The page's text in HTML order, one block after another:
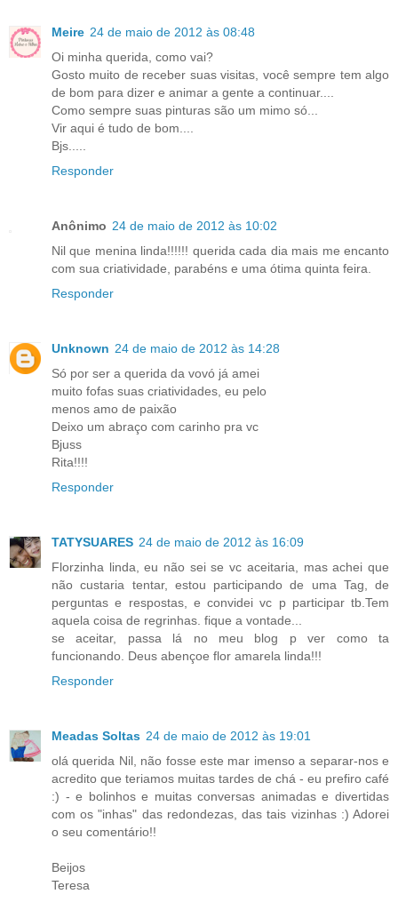
Meire 24 de maio de 2012 às 08:48
Oi minha querida, como vai?
Gosto muito de receber suas visitas, você sempre tem algo
de bom para dizer e animar a gente a continuar....
Como sempre suas pinturas são um mimo só...
Vir aqui é tudo de bom....
Bjs.....
Responder
Anônimo 24 de maio de 2012 às 10:02
Nil que menina linda!!!!!! querida cada dia mais me encanto
com sua criatividade, parabéns e uma ótima quinta feira.
Responder
Unknown 24 de maio de 2012 às 14:28
Só por ser a querida da vovó já amei
muito fofas suas criatividades, eu pelo
menos amo de paixão
Deixo um abraço com carinho pra vc
Bjuss
Rita!!!!
Responder
TATYSUARES 24 de maio de 2012 às 16:09
Florzinha linda, eu não sei se vc aceitaria, mas achei que
não custaria tentar, estou participando de uma Tag, de
perguntas e respostas, e convidei vc p participar tb.Tem
aquela coisa de regrinhas. fique a vontade...
se aceitar, passa lá no meu blog p ver como ta
funcionando. Deus abençoe flor amarela linda!!!
Responder
Meadas Soltas 24 de maio de 2012 às 19:01
olá querida Nil, não fosse este mar imenso a separar-nos e
acredito que teriamos muitas tardes de chá - eu prefiro café
:) - e bolinhos e muitas conversas animadas e divertidas
com os "inhas" das redondezas, das tais vizinhas :) Adorei
o seu comentário!!
Beijos
Teresa